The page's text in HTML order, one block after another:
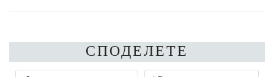
СПОДЕЛЕТЕ